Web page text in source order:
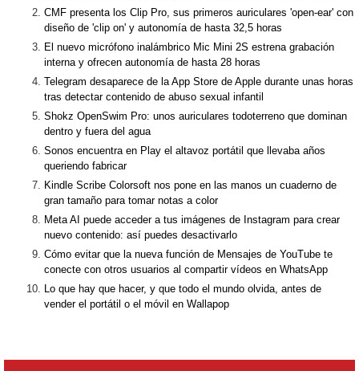
CMF presenta los Clip Pro, sus primeros auriculares 'open-ear' con
diseño de 'clip on' y autonomía de hasta 32,5 horas
El nuevo micrófono inalámbrico Mic Mini 2S estrena grabación
interna y ofrecen autonomía de hasta 28 horas
Telegram desaparece de la App Store de Apple durante unas horas
tras detectar contenido de abuso sexual infantil
Shokz OpenSwim Pro: unos auriculares todoterreno que dominan
dentro y fuera del agua
Sonos encuentra en Play el altavoz portátil que llevaba años
queriendo fabricar
Kindle Scribe Colorsoft nos pone en las manos un cuaderno de
gran tamaño para tomar notas a color
Meta AI puede acceder a tus imágenes de Instagram para crear
nuevo contenido: así puedes desactivarlo
Cómo evitar que la nueva función de Mensajes de YouTube te
conecte con otros usuarios al compartir vídeos en WhatsApp
Lo que hay que hacer, y que todo el mundo olvida, antes de
vender el portátil o el móvil en Wallapop